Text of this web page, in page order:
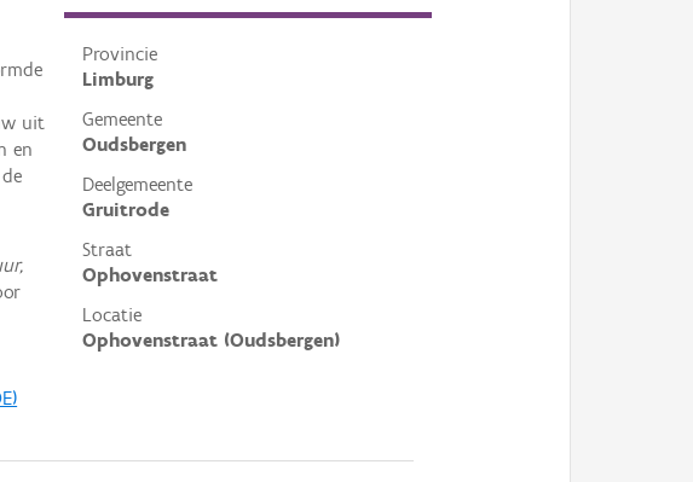
Provincie
Limburg
Gemeente
Oudsbergen
Deelgemeente
Gruitrode
Straat
Ophovenstraat
Locatie
Ophovenstraat (Oudsbergen)
uit
en